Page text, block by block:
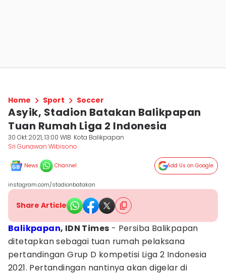
Home Sport Soccer
Asyik, Stadion Batakan Balikpapan
Tuan Rumah Liga 2 Indonesia
30 Okt 2021, 13:00 WIB Kota Balikpapan
Sri Gunawan Wibisono
News Channel Add Us on Google
instagram.com/stadionbatakan
Share Article
Balikpapan, IDN Times - Persiba Balikpapan
ditetapkan sebagai tuan rumah pelaksana
pertandingan Grup D kompetisi Liga 2 Indonesia
2021. Pertandingan nantinya akan digelar di